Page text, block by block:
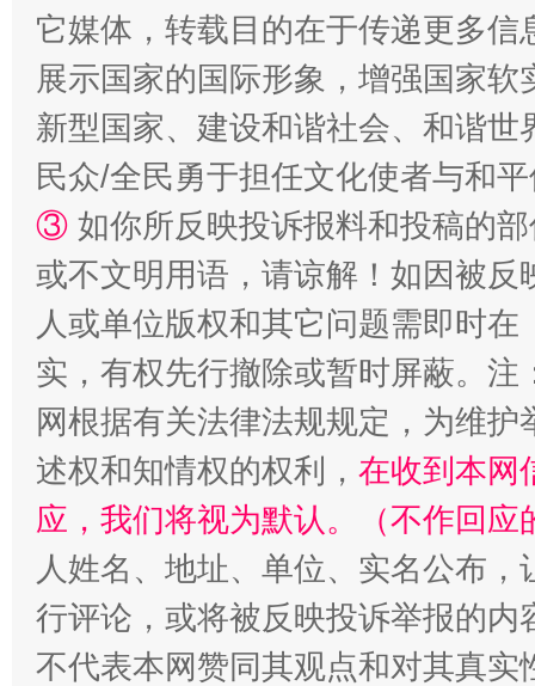
漫山遍野的桃花与雪山、麦地、白藏房 除
招工难、用工荒背后
它媒体，转载目的在于传递更多
展示国家的国际形象，增强国家
新型国家、建设和谐社会、和谐
民众/全民勇于担任文化使者与和
③ 如你所反映投诉报料和投稿的
或不文明用语，请谅解！如因被
人或单位版权和其它问题需即时在
实，有权先行撤除或暂时屏蔽。
网根据有关法律法规规定，为维
述权和知情权的权利， 在收到本网
应，我们将视为默认。（不作回应
人姓名、地址、单位、实名公布
行评论，或将被反映投诉举报的
不代表本网赞同其观点和对其真实